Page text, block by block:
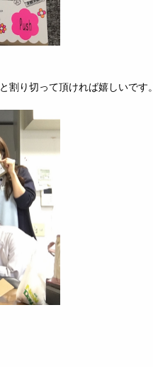
割り切って頂ければ嬉しいです。